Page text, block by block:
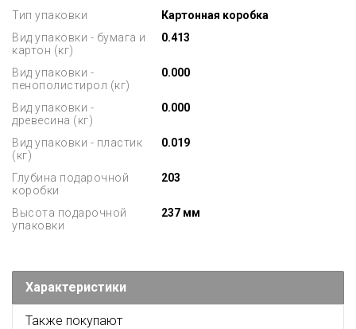
Тип упаковки
Картонная коробка
Вид упаковки - бумага и
картон (кг)
0.413
Вид упаковки -
пенополистирол (кг)
0.000
Вид упаковки -
древесина (кг)
0.000
Вид упаковки - пластик
(кг)
0.019
Глубина подарочной
коробки
203
Высота подарочной
упаковки
237 мм
Характеристики
Также покупают